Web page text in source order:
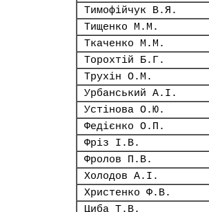
Тимофійчук В.Я.
Тищенко М.М.
Ткаченко М.М.
Торохтій Б.Г.
Трухін О.М.
Урбанський А.І.
Устінова О.Ю.
Федієнко О.П.
Фріз І.В.
Фролов П.В.
Холодов А.І.
Христенко Ф.В.
Циба Т.В.